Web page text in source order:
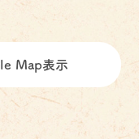
Map表示